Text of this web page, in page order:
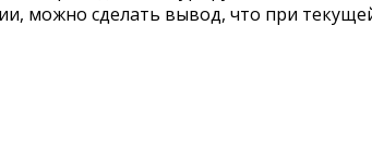
можно сделать вывод, что при